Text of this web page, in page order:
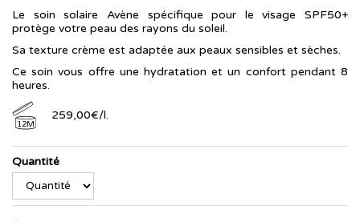
Le soin solaire Avène spécifique pour le visage SPF50+
protège votre peau des rayons du soleil.
Sa texture crème est adaptée aux peaux sensibles et sèches.
Ce soin vous offre une hydratation et un confort pendant 8
heures.
12M
259,00€/l.
Quantité